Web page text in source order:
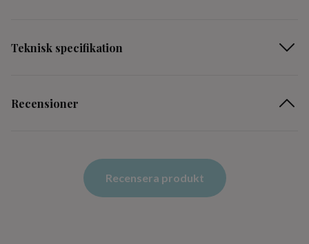
Teknisk specifikation
Recensioner
Recensera produkt